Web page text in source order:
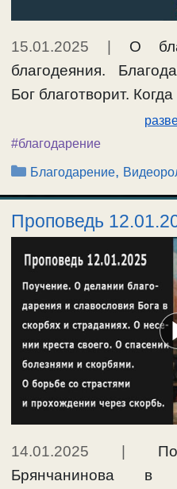
15.01.2025
О
благодеяния.
Бог благотворит.
#благодарение
Рубрики
Благодарение,
Проповедь
14.01.2025
Брянчанинова